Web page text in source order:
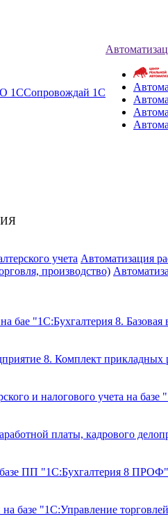
1ССопровождай 1С
учета Автоматизация
производство)
бае "1С:Бухгалтерия 8.
8. Комплект
и налогового учета на
платы, кадрового
базе ПП "1С:Бухгалтерия 8
на базе "1С:Управление